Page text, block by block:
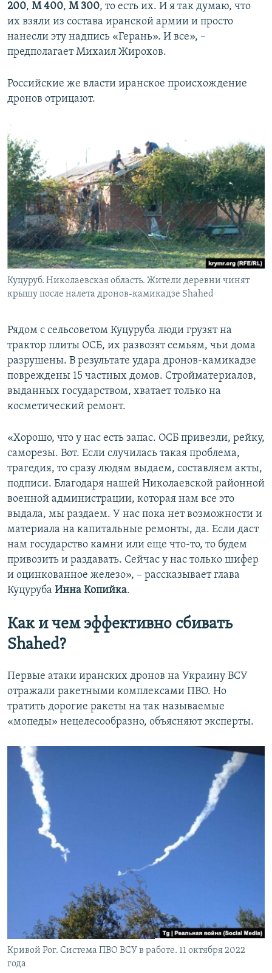
200, М 400, М 300, то есть их. И я так думаю, что
их взяли из состава иранской армии и просто
нанесли эту надпись «Герань». И все», –
предполагает Михаил Жирохов.
Российские же власти иранское происхождение
дронов отрицают.
Куцуруб. Николаевская область. Жители деревни чинят
крышу после налета дронов-камикадзе Shahed
Рядом с сельсоветом Куцуруба люди грузят на
трактор плиты ОСБ, их развозят семьям, чьи дома
разрушены. В результате удара дронов-камикадзе
повреждены 15 частных домов. Стройматериалов,
выданных государством, хватает только на
косметический ремонт.
«Хорошо, что у нас есть запас. ОСБ привезли, рейку,
саморезы. Вот. Если случилась такая проблема,
трагедия, то сразу людям выдаем, составляем акты,
подписи. Благодаря нашей Николаевской районной
военной администрации, которая нам все это
выдала, мы раздаем. У нас пока нет возможности и
материала на капитальные ремонты, да. Если даст
нам государство камни или еще что-то, то будем
привозить и раздавать. Сейчас у нас только шифер
и оцинкованное железо», – рассказывает глава
Куцуруба Инна Копийка.
Как и чем эффективно сбивать
Shahed?
Первые атаки иранских дронов на Украину ВСУ
отражали ракетными комплексами ПВО. Но
тратить дорогие ракеты на так называемые
«мопеды» нецелесообразно, объясняют эксперты.
Кривой Рог. Система ПВО ВСУ в работе. 11 октября 2022
года